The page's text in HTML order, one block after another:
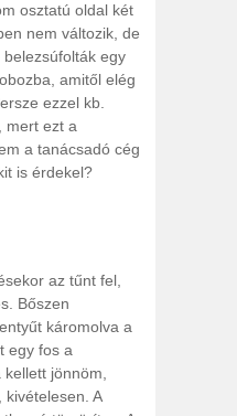
osztatú oldal két
nem változik, de
egy
amitől elég
ezzel kb.
mert ezt a
a tanácsadó cég
is érdekel?
az tűnt fel,
Bőszen
káromolva a
egy fos a
jönnöm,
kivételesen. A